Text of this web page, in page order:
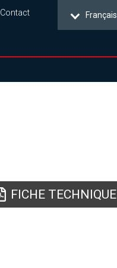
Français
Contact
FICHE TECHNIQUE